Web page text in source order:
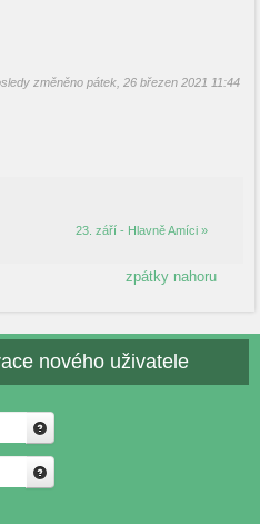
změněno pátek, 26 březen 2021 11:44
23. září - Hlavně Amíci »
zpátky nahoru
nového uživatele